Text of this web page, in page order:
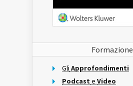
Formazione
Gli Approfondimenti
Podcast e Video